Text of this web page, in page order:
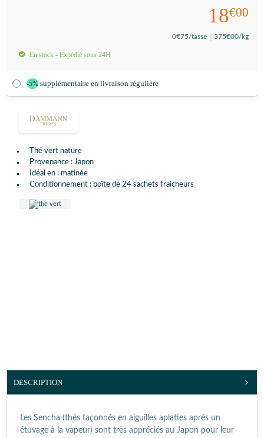
Thé vert nature
Provenance : Japon
Idéal en : matinée
Conditionnement : boîte de 24 sachets fraicheurs
18€00
0€75/tasse 375€00/kg
En stock - Expédié sous 24H
-5% supplémentaire en livraison régulière
DESCRIPTION
Les Sencha (thés façonnés en aiguilles aplaties après un
étuvage à la vapeur) sont très appréciés au Japon pour leur